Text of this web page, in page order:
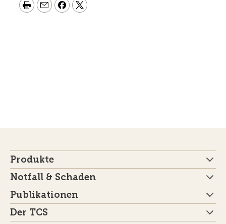
Produkte
Notfall & Schaden
Publikationen
Der TCS